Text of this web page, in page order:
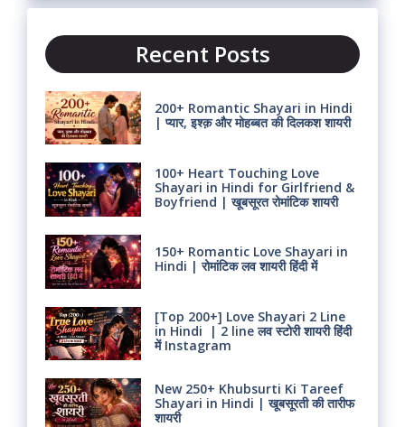
Recent Posts
200+ Romantic Shayari in Hindi
| प्यार, इश्क़ और मोहब्बत की दिलकश शायरी
100+ Heart Touching Love
Shayari in Hindi for Girlfriend &
Boyfriend | खूबसूरत रोमांटिक शायरी
150+ Romantic Love Shayari in
Hindi | रोमांटिक लव शायरी हिंदी में
[Top 200+] Love Shayari 2 Line
in Hindi | 2 line लव स्टोरी शायरी हिंदी
में Instagram
New 250+ Khubsurti Ki Tareef
Shayari in Hindi | खूबसूरती की तारीफ
शायरी